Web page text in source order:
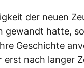
der neuen
gewandt hatte,
Geschichte
nach langer